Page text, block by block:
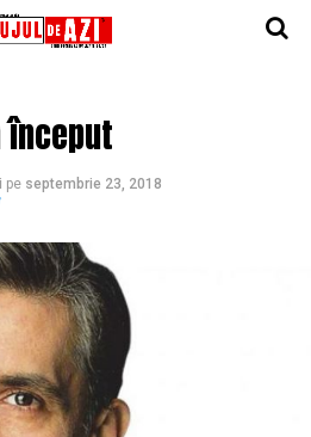
pe septembrie 23, 2018